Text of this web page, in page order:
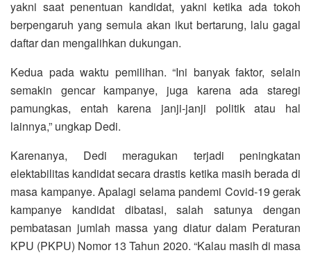
yakni saat penentuan kandidat, yakni ketika ada tokoh
berpengaruh yang semula akan ikut bertarung, lalu gagal
daftar dan mengalihkan dukungan.
Kedua pada waktu pemilihan. “Ini banyak faktor, selain
semakin gencar kampanye, juga karena ada staregi
pamungkas, entah karena janji-janji politik atau hal
lainnya,” ungkap Dedi.
Karenanya, Dedi meragukan terjadi peningkatan
elektabilitas kandidat secara drastis ketika masih berada di
masa kampanye. Apalagi selama pandemi Covid-19 gerak
kampanye kandidat dibatasi, salah satunya dengan
pembatasan jumlah massa yang diatur dalam Peraturan
KPU (PKPU) Nomor 13 Tahun 2020. “Kalau masih di masa